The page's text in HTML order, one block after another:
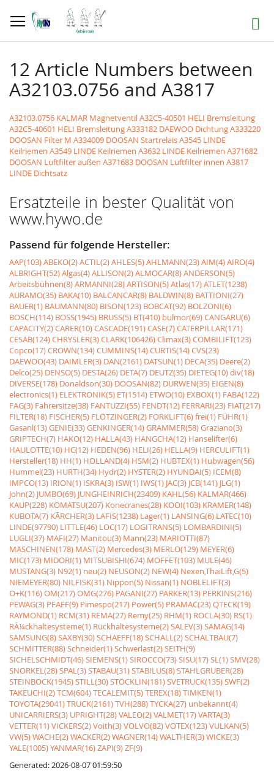
zum
Inhalt
Suche
12 Article Numbers between
A32103.0756 and A3817
A32103.0756 KALMAR MagnetventilA32C5-40501 HELI Bremsleitung
A32C5-40601 HELI BremsleitungA333182 DAEWOO DichtungA333220
DOOSAN Filter M A334009 DOOSAN StartrelaisA3545 LINDE
Keilriemen A3549 LINDE Keilriemen A3632 LINDE Keilriemen A371682
DOOSAN Luftfilter außen A371683 DOOSAN Luftfilter innen A3817
LINDE Dichtsatz
Ersatzteile in bester Qualität von
www.hywo.de
Passend für folgende Hersteller:
AAP(103)ABEKO(2)ACTIL(2)AHLES(5)AHLMANN(23)AIM(4)AIRO(4)
ALBRIGHT(52)Algas(4)ALLISON(2)ALMOCAR(8)ANDERSON(5)
Arbeitsbühnen(8)ARMANNI(28)ARTISON(5)Atlas(17)ATLET(1238)
AURAMO(35) BAKA(10) BALCANCAR(8) BALDWIN(8) BATTIONI(27)
BAUER(1) BAUMANN(80) BISON(123) BOBCAT(92) BOLZONI(6)
BOSCH(114) BOSS(1945) BRUSS(5) BT(410) bulmor(69)CANGARU(6)
CAPACITY(2)CARER(10)CASCADE(191)CASE(7)CATERPILLAR(171)
CESAB(124)CHRYSLER(3)CLARK(106426)Climax(3)COMBILIFT(123)
Copco(17)CROWN(134)CUMMINS(14)CURTIS(14)CVS(23)
DAEWOO(43) DAIMLER(3) DAN(2161) DATSUN(1) DECA(35) Deere(2)
Delco(25) DENSO(5) DESTA(26) DETA(7) DEUTZ(35) DIETEG(10)div(18)
DIVERSE(178) Donaldson(30) DOOSAN(82) DURWEN(35) EIGEN(8)
electronics(1) ELEKTRONIK(5) ET(1514) ETWO(10) EXBOX(1) FABA(122)
FAG(3) Fahrersitze(38) FANTUZZI(55) FENDT(12) FERRARI(23) FIAT(217)
FILTER(18) FISCHER(5) FLÖTZINGER(2) FORKLIFT(6)frei(1) FÜHR(1)
Gasanl(13)GENIE(33)GENKINGER(14)GRAMMER(58)Graziano(3)
GRIPTECH(7) HAKO(12) HALLA(43) HANGCHA(12) Hanselifter(6)
HAULOTTE(10) HC(12) HEDEN(96) HELI(26) HELLA(9) HERCULIFT(1)
Hersteller(18) HH(1) HOLLAND(4) HSM(2) HUBTEX(1) Hubwagen(56)
Hummel(23) HURTH(34) Hydr(2) HYSTER(2) HYUNDAI(5) ICEM(8)
IMPCO(13) IRION(1) ISKRA(3) ISW(1) IWS(1) JAC(3) JCB(141) JLG(1)
John(2) JUMBO(69) JUNGHEINRICH(23409) KAHL(56) KALMAR(466)
KAUP(228) KOMATSU(207) Konecranes(28) KOOI(103) KRAMER(148)
KUBOTA(7) KÃRCHER(3) LAFIS(1238) Lager(1) LANSING(6) LATEC(10)
LINDE(97790) LITTLE(46) LOC(17) LOGITRANS(5) LOMBARDINI(5)
LUGLI(37) MAFI(27) Manitou(3) Mann(23) MARIOTTI(87)
MASCHINEN(178) MAST(2) Mercedes(3) MERLO(129) MEYER(6)
MIC(173) MIDORI(1) MITSUBISHI(674) MOFFET(103) MULE(46)
MUSTANG(3) N92(1) neu(2) NEUSON(2) NEW(4) Nexen,ThaiLift,G(5)
NIEMEYER(80) NILFISK(31) Nippon(5) Nissan(1) NOBLELIFT(3)
O+K(116)OM(217)OMG(276) PAGANI(27) PARKER(13) PERKINS(216)
PEWAG(3) PFAFF(9) Pimespo(217) Power(5) PRAMAC(23)QTECK(19)
RAYMOND(1) RCM(31) REMA(27) Remy(25) RHM(1) ROCLA(30) RS(1)
RÃ¼ckhaltesysteme(1) Rückhaltesysteme(2)SALEV(3)SAMAG(14)
SAMSUNG(8)SAXBY(30)SCHAEFF(18)SCHALL(2)SCHALTBAU(7)
SCHMITTER(88)Schneider(1)Schwerlast(2)SEITH(9)
SICHELSCHMIDT(46)SIEMENS(1)SIROCCO(73)SISU(17)SL(1)SMV(28)
SNORKEL(28)SPAL(3)STABAU(31)STABILUS(8)STAHLGRUBER(28)
STEINBOCK(1945)STILL(30)STÖCKLIN(181)SVETRUCK(135)SWF(2)
TAKEUCHI(2)TCM(604)TECALEMIT(5)TEREX(18)TIMKEN(1)
TOYOTA(29041)TRUCK(2161)TVH(288)TYCKA(27) unbekannt(4)
UNICARRIERS(3) UPRIGHT(28)VALEO(2)VALMET(17)VARTA(3)
VETTER(11)VICKERS(2)Voith(3)VOLVO(82)VOTEX(123)VULKAN(5)
VW(5)WACHE(2)WACKER(2)WAGNER(14)WALTHER(3)WICKE(3)
YALE(1005)YANMAR(16)ZAPI(9)ZF(9)
Generated: 2026-08-07 01:59:50